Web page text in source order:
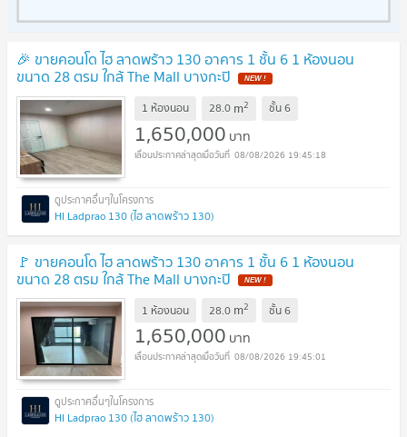
🎉 ขายคอนโด ไฮ ลาดพร้าว 130 อาคาร 1 ชั้น 6 1 ห้องนอน
ขนาด 28 ตรม ใกล้ The Mall บางกะปิ NEW !
1 ห้องนอน 28.0 m2 ชั้น6
1,650,000 บาท
08/08/2026 19:45:18
HI Ladprao 130 (ไฮ ลาดพร้าว 130)
🚩 ขายคอนโด ไฮ ลาดพร้าว 130 อาคาร 1 ชั้น 6 1 ห้องนอน
ขนาด 28 ตรม ใกล้ The Mall บางกะปิ NEW !
1 ห้องนอน 28.0 m2 ชั้น6
1,650,000 บาท
08/08/2026 19:45:01
HI Ladprao 130 (ไฮ ลาดพร้าว 130)